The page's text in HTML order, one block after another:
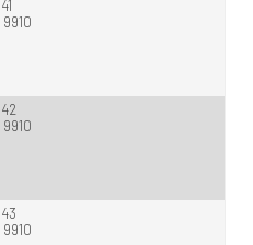
41
9910
42
9910
43
9910